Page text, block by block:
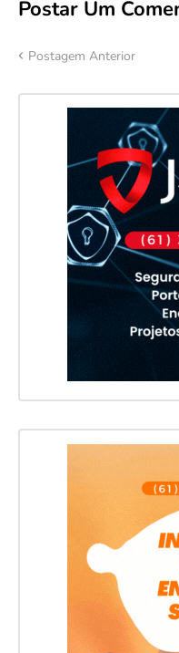
Postar Um
Postagem Anterior